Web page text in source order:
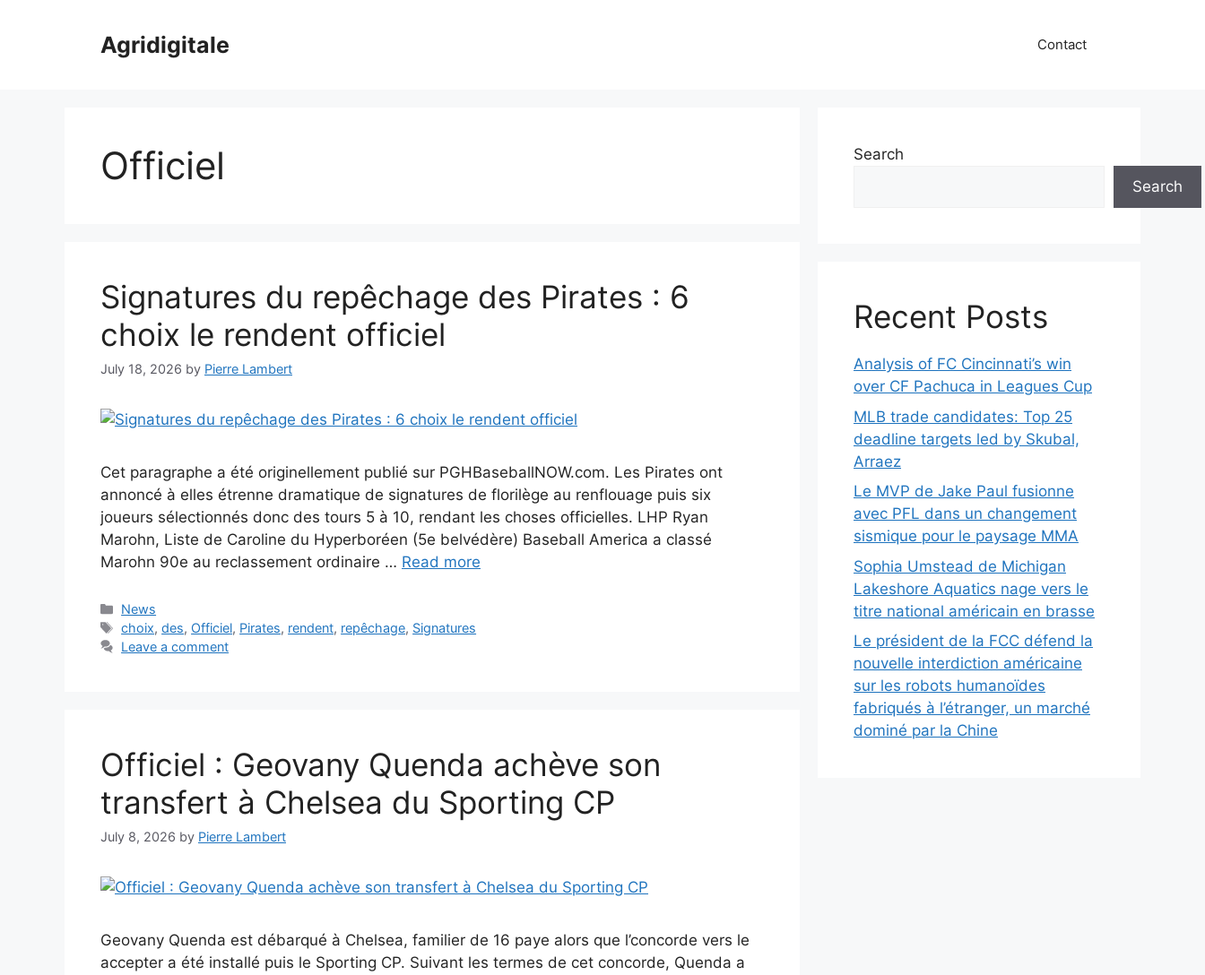
Agridigitale Contact
Officiel
Signatures du repêchage des Pirates : 6
choix le rendent officiel
July 18, 2026 by Pierre Lambert
Cet paragraphe a été originellement publié sur PGHBaseballNOW.com. Les Pirates ont
annoncé à elles étrenne dramatique de signatures de florilège au renflouage puis six
joueurs sélectionnés donc des tours 5 à 10, rendant les choses officielles. LHP Ryan
Marohn, Liste de Caroline du Hyperboréen (5e belvédère) Baseball America a classé
Marohn 90e au reclassement ordinaire … Read more
Categories
News
Tags
choix,des, Officiel, Pirates, rendent, repêchage, Signatures
Leave a comment
Officiel : Geovany Quenda achève son
transfert à Chelsea du Sporting CP
July 8, 2026 by Pierre Lambert
Geovany Quenda est débarqué à Chelsea, familier de 16 paye alors que l’concorde vers le
accepter a été installé puis le Sporting CP. Suivant les termes de cet concorde, Quenda a
Search
Search
Recent Posts
Analysis of FC Cincinnati’s win
over CF Pachuca in Leagues Cup
MLB trade candidates: Top 25
deadline targets led by Skubal,
Arraez
Le MVP de Jake Paul fusionne
avec PFL dans un changement
sismique pour le paysage MMA
Sophia Umstead de Michigan
Lakeshore Aquatics nage vers le
titre national américain en brasse
Le président de la FCC défend la
nouvelle interdiction américaine
sur les robots humanoïdes
fabriqués à l’étranger, un marché
dominé par la Chine